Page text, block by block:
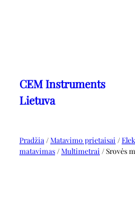
turinio
CEM Instruments
Lietuva
Pradžia /Matavimo prietaisai /
matavimas /Multimetrai / Srovės